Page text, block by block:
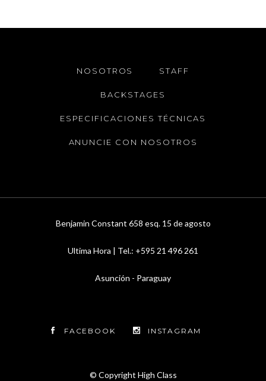
NOSOTROS STAFF
BACKSTAGES
ESPECIFICACIONES TÉCNICAS
ANUNCIE CON NOSOTROS
Benjamin Constant 658 esq. 15 de agosto
Ultima Hora | Tel.: +595 21 496 261
Asunción - Paraguay
FACEBOOK INSTAGRAM
© Copyright High Class